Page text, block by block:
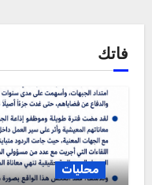
فاتك
محليات